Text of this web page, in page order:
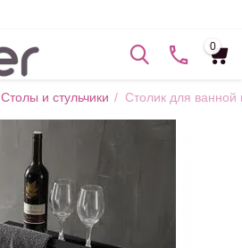
0
Столы и стульчики / Столик для